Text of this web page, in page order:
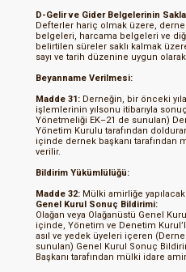
D-Gelir ve Gider Belgelerinin
Defterler hariç olmak üzere,
belgeleri, harcama belgeleri ve
belirtilen süreler saklı kalmak
sayı ve tarih düzenine uygun olarak
Beyanname Verilmesi:
Madde 31: Derneğin, bir önceki
işlemlerinin yılsonu itibarıyla
Yönetmeliği EK–21 de sunulan)
Yönetim Kurulu tarafından
içinde dernek başkanı tarafından
verilir.
Bildirim Yükümlülüğü:
Madde 32: Mülki amirliğe
Genel Kurul Sonuç Bildirimi:
Olağan veya Olağanüstü Genel
içinde, Yönetim ve Denetim
asıl ve yedek üyeleri içeren
sunulan) Genel Kurul Sonuç
Başkanı tarafından mülki idare